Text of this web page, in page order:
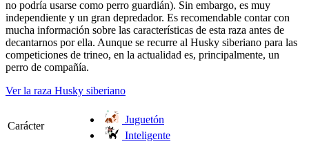
no podría usarse como perro guardián). Sin embargo, es muy
independiente y un gran depredador. Es recomendable contar con
mucha información sobre las características de esta raza antes de
decantarnos por ella. Aunque se recurre al Husky siberiano para las
competiciones de trineo, en la actualidad es, principalmente, un
perro de compañía.
Ver la raza Husky siberiano
Carácter
Juguetón
Inteligente